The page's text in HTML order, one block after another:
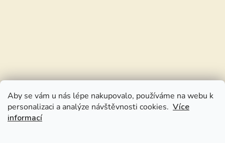
Aby se vám u nás lépe nakupovalo, používáme na webu k
personalizaci a analýze návštěvnosti cookies. Více
informací